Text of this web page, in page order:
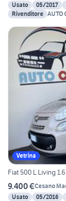
Usato
05/2017
Rivenditore AUTO
Vetrina
Fiat 500 L Living
9.400 €Cesano
Usato
05/2016